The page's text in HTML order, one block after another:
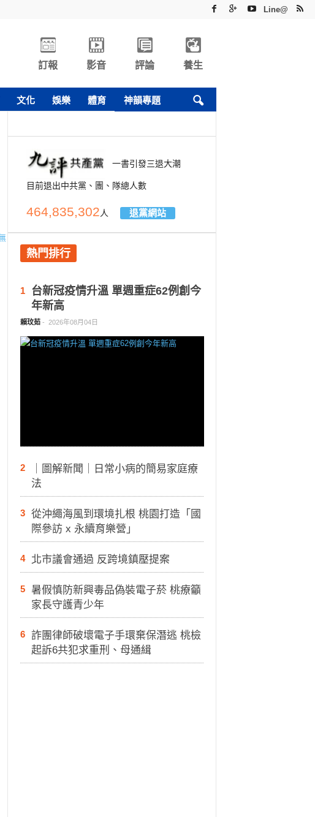
Line@
訂報 影音 評論 養生
文化 娛樂 體育 神韻專題
一書引發三退大潮
目前退出中共黨、團、隊總人數
464,835,302人 退黨網站
熱門排行
1
台新冠疫情升溫 單週重症62例創今
年新高
賴玟茹 - 2026年08月04日
2
｜圖解新聞｜日常小病的簡易家庭療
法
3
從沖繩海風到環境扎根 桃園打造「國
際參訪 x 永續育樂營」
4 北市議會通過 反跨境鎮壓提案
5
暑假慎防新興毒品偽裝電子菸 桃療籲
家長守護青少年
6
詐團律師破壞電子手環棄保潛逃 桃檢
起訴6共犯求重刑、母通緝